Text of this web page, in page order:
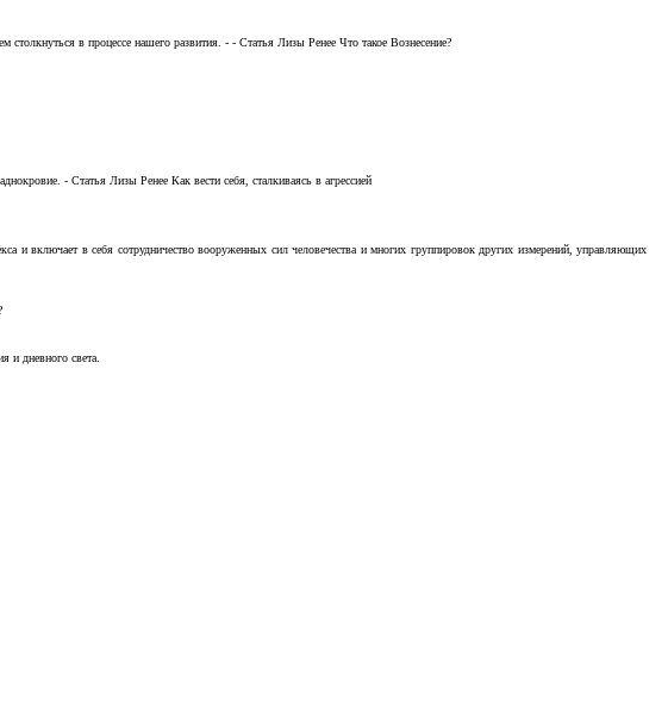
в процессе нашего развития. - - Статья Лизы Ренее Что такое Вознесение?
- Статья Лизы Ренее Как вести себя, сталкиваясь в агрессией
и включает в себя сотрудничество вооруженных сил человечества и многих группировок других измерений, управляющих
и дневного света.